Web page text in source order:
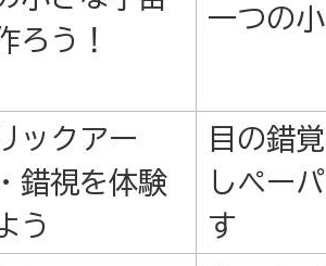
ろう！
一つの
ックアー
錯視を体験
う
目の錯
しペー
す